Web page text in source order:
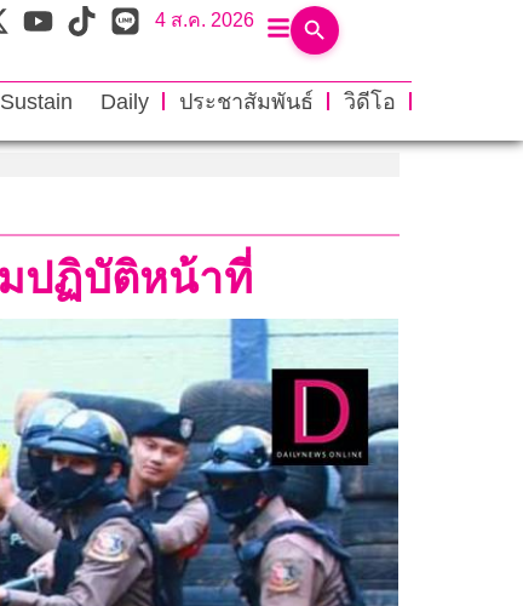
4 ส.ค. 2026
Sustain Daily ประชาสัมพันธ์
วิดีโอ
มปฏิบัติหน้าที่